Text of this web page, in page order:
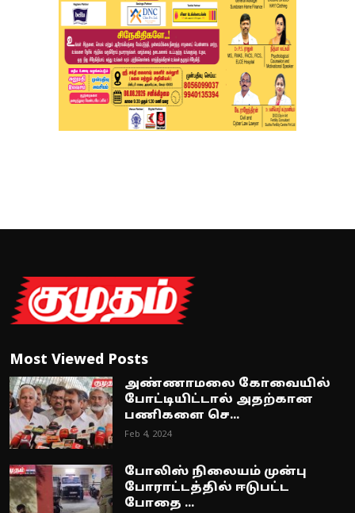
Most Viewed Posts
அண்ணாமலை கோவையில்
போட்டியிட்டால் அதற்கான
பணிகளை செ...
Feb 4, 2024
போலிஸ் நிலையம் முன்பு
போராட்டத்தில் ஈடுபட்ட
போதை ...